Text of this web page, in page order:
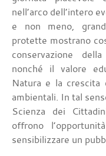
nell’arco dell’intero
e non meno,
protette mostrano
conservazione
nonché il valore
Natura e la crescita
ambientali. In tal
Scienza dei
offrono
sensibilizzare un